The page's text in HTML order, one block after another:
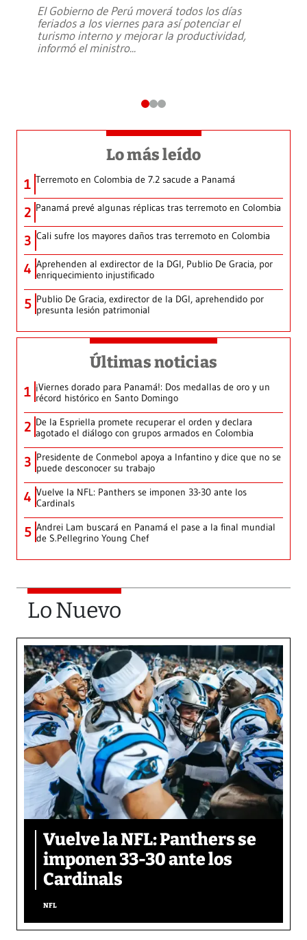
El Gobierno de Perú moverá todos los días
feriados a los viernes para así potenciar el
turismo interno y mejorar la productividad,
informó el ministro...
Lo más leído
1 Terremoto en Colombia de 7.2 sacude a Panamá
2 Panamá prevé algunas réplicas tras terremoto en Colombia
3 Cali sufre los mayores daños tras terremoto en Colombia
4 Aprehenden al exdirector de la DGI, Publio De Gracia, por
enriquecimiento injustificado
5 Publio De Gracia, exdirector de la DGI, aprehendido por
presunta lesión patrimonial
Últimas noticias
1 ¡Viernes dorado para Panamá!: Dos medallas de oro y un
récord histórico en Santo Domingo
2 De la Espriella promete recuperar el orden y declara
agotado el diálogo con grupos armados en Colombia
3 Presidente de Conmebol apoya a Infantino y dice que no se
puede desconocer su trabajo
4 Vuelve la NFL: Panthers se imponen 33-30 ante los
Cardinals
5 Andrei Lam buscará en Panamá el pase a la final mundial
de S.Pellegrino Young Chef
Lo Nuevo
Vuelve la NFL: Panthers se
imponen 33-30 ante los
Cardinals
NFL